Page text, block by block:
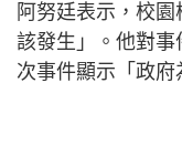
阿努廷表示，校
該發生」。他對
次事件顯示「政府